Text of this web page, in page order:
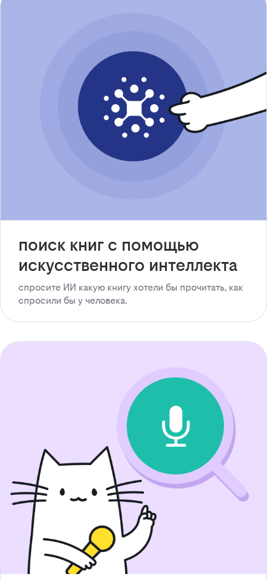
поиск книг с помощью
искусственного интеллекта
спросите ИИ какую книгу хотели бы прочитать, как
спросили бы у человека.